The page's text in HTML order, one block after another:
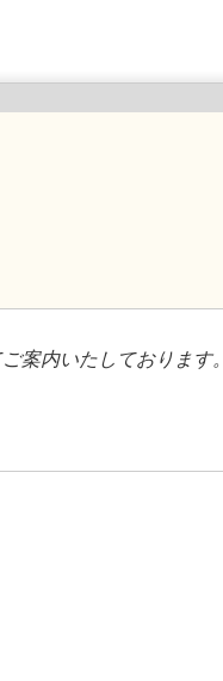
案内いたしております。